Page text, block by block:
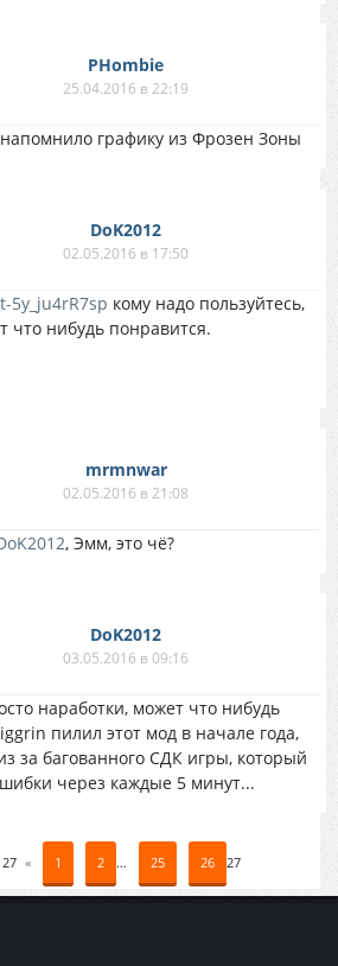
PHombie
25.04.2016 в 22:19
графику из Фрозен Зоны
DoK2012
02.05.2016 в 17:50
5y_ju4rR7sp кому надо пользуйтесь,
что нибудь понравится.
mrmnwar
02.05.2016 в 21:08
, Эмм, это чё?
DoK2012
03.05.2016 в 09:16
наработки, может что нибудь
пилил этот мод в начале года,
за багованного СДК игры, который
через каждые 5 минут...
27 « 1 2 … 25 26 27